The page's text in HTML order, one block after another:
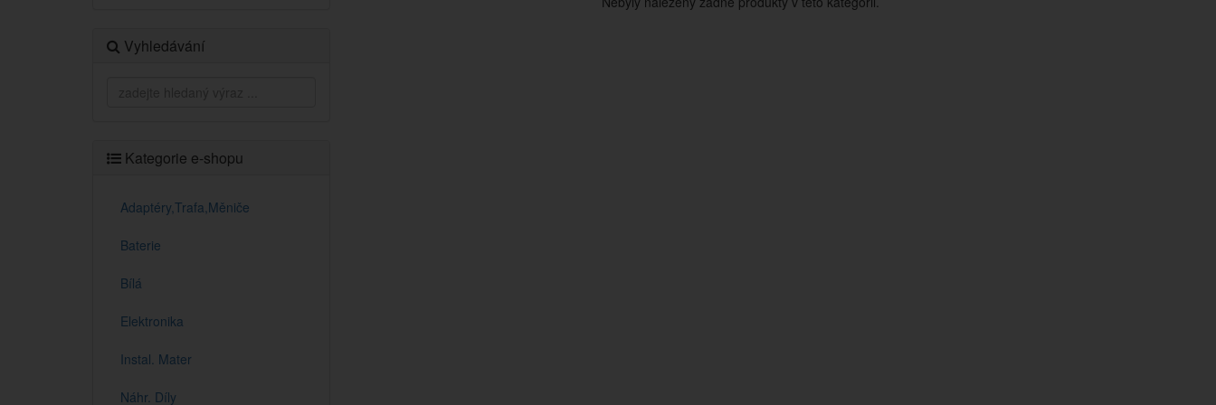
Vyhledávání
Kategorie e-shopu
Adaptéry,Trafa,Měniče
Baterie
Bílá
Elektronika
Instal. Mater
Náhr. Díly